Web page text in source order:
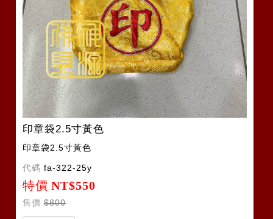
印章袋2.5寸黃色
印章袋2.5寸黃色
代碼 fa-322-25y
特價 NT$550
售價 $800